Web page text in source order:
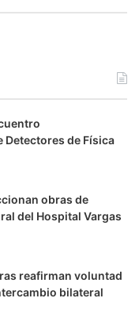
r
a
k
Detectores de Física
obras de
del Hospital Vargas
reafirman voluntad
bilateral